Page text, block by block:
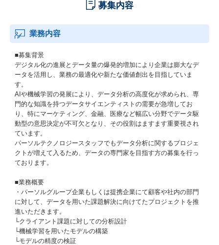
募集内容
業務内容
■募集背景
デジタル化の進展とデータ量の爆発的増加により企業は膨大なデ
ータを活用し、業務の最適化や新たな価値創出を目指していま
す。
AIや機械学習の発展により、データ分析の高度化が求められ、専
門的な知識を持つデータサイエンティストの需要が急増してお
り、特にマーケティング、金融、医療など幅広い分野でデータ駆
動型の意思決定が不可欠となり、その役割はますます重要視され
ています。
パーソルテクノロジースタッフでもデータ分析に関するプロジェ
クトが増えて入るため、データの専門家を目指す方の募集を行っ
ております。
■業務概要
・パーソルグループ企業もしくは提携企業にて顧客や社内の部門
に対して、データを用いた課題解決に向けてたプロジェクトを推
進いただきます。
└クライアント課題に対しての分析設計
└機械学習を用いたモデルの構築
└モデルの精度の検証